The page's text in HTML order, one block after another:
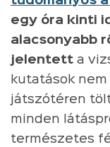
egy óra kinti
alacsonyabb
jelentett a
kutatások
játszótéren
minden
természetes